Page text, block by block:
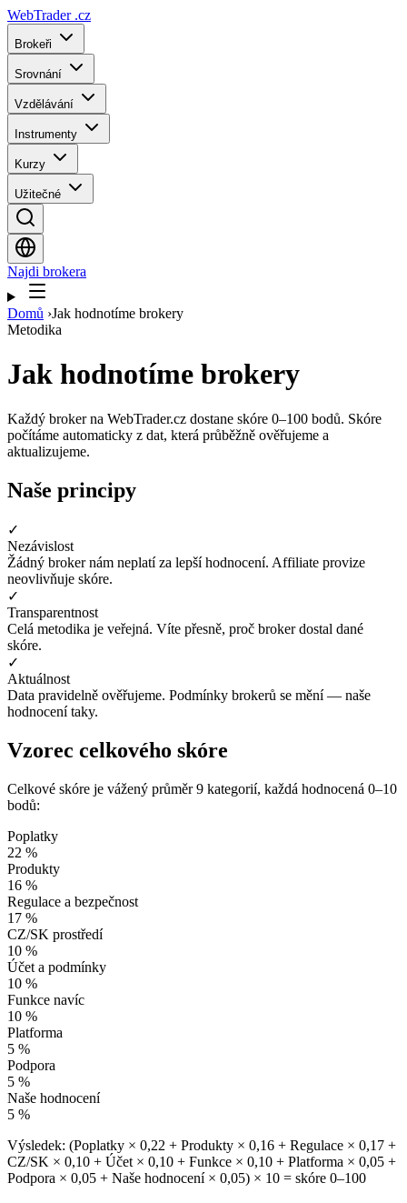
WebTrader .cz
Brokeři
Srovnání
Vzdělávání
Instrumenty
Kurzy
Užitečné
Najdi brokera
Domů ›Jak hodnotíme brokery
Metodika
Jak hodnotíme brokery
Každý broker na WebTrader.cz dostane skóre 0–100 bodů. Skóre
počítáme automaticky z dat, která průběžně ověřujeme a
aktualizujeme.
Naše principy
✓
Nezávislost
Žádný broker nám neplatí za lepší hodnocení. Affiliate provize
neovlivňuje skóre.
✓
Transparentnost
Celá metodika je veřejná. Víte přesně, proč broker dostal dané
skóre.
✓
Aktuálnost
Data pravidelně ověřujeme. Podmínky brokerů se mění — naše
hodnocení taky.
Vzorec celkového skóre
Celkové skóre je vážený průměr 9 kategorií, každá hodnocená 0–10
bodů:
Poplatky
22 %
Produkty
16 %
Regulace a bezpečnost
17 %
CZ/SK prostředí
10 %
Účet a podmínky
10 %
Funkce navíc
10 %
Platforma
5 %
Podpora
5 %
Naše hodnocení
5 %
Výsledek: (Poplatky × 0,22 + Produkty × 0,16 + Regulace × 0,17 +
CZ/SK × 0,10 + Účet × 0,10 + Funkce × 0,10 + Platforma × 0,05 +
Podpora × 0,05 + Naše hodnocení × 0,05) × 10 = skóre 0–100